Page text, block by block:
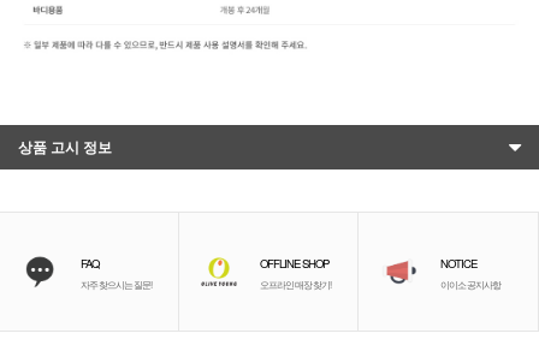
상품 고시 정보
FAQ
자주 찾으시는 질문!
OFFLINE SHOP
오프라인 매장 찾기!
NOTICE
이이소 공지사항